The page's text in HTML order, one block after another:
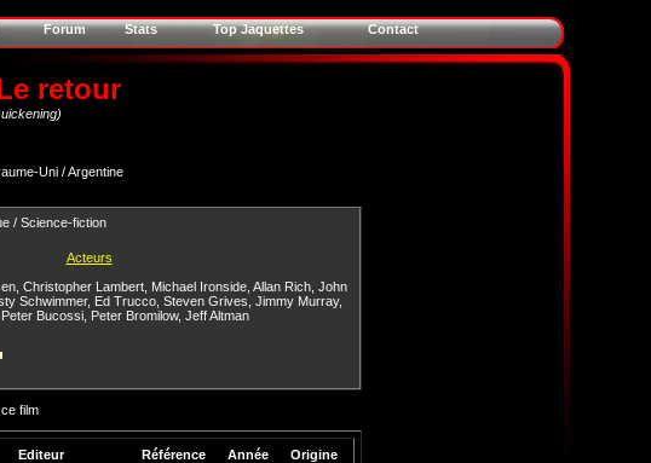
Forum Stats Top Jaquettes Contact
retour
Uni / Argentine
/ Science-fiction
Acteurs
, Christopher Lambert, Michael Ironside, Allan Rich, John
Schwimmer, Ed Trucco Steven Grives Jimmy Murray,
Peter Bucossi Peter Bromilow, Jeff Altman
film
Editeur Référence Année Origine